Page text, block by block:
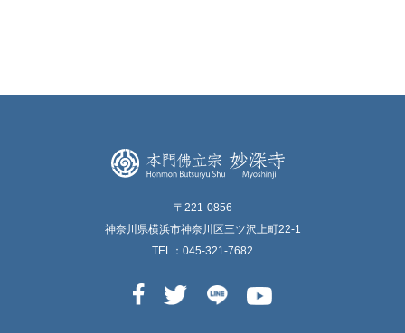
〒221-0856
神奈川県横浜市神奈川区三ツ沢上町22-1
TEL：045-321-7682